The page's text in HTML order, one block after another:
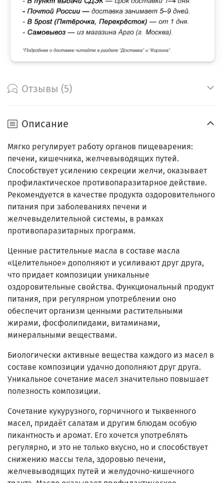
Отзывы (5)
Описание
Мягко регулирует работу органов пищеварения:
печени, кишечника, желчевыводящих путей.
Способствует усилению секреции желчи, оказывает
профилактическое противопаразитарное действие.
Рекомендуется в качестве продукта оздоровительного
питания при заболеваниях печени и
желчевыделительной системы, в рамках
противопаразитарных программ.
Ценные растительные масла в составе масла
«Целительное» дополняют и усиливают друг друга,
что придает композиции уникальные
оздоровительные свойства. Функциональный продукт
питания, при регулярном употреблении оно
обеспечит организм ценными растительными
жирами, фосфолипидами, витаминами,
минеральными веществами.
Биологически активные вещества каждого из масел в
составе композиции удачно дополняют друг друга.
Уникальное сочетание масел значительно повышает
полезность композиции.
Сочетание кукурузного, горчичного и тыквенного
масел, придаёт салатам и другим блюдам особую
пикантность и аромат. Его хочется употреблять
регулярно, и это не только вкусно, но и способствует
снижению массы тела, здоровью печени,
желчевыводящих путей и желудочно-кишечного